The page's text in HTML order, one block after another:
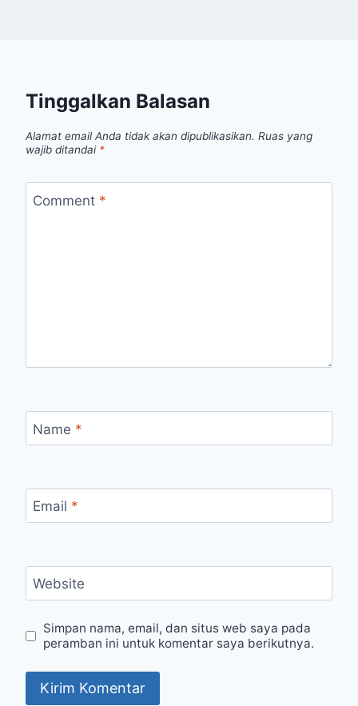
Tinggalkan Balasan
Alamat email Anda tidak akan dipublikasikan. Ruas yang
wajib ditandai *
Comment *
Name *
Email *
Website
Simpan nama, email, dan situs web saya pada
peramban ini untuk komentar saya berikutnya.